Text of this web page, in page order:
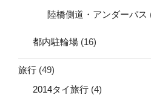
陸橋側道・アンダーパス
都内駐輪場 (16)
旅行 (49)
2014タイ旅行 (4)